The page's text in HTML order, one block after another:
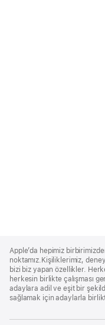
Footer
Apple’da hepimiz
noktamız.Kişiliklerimiz,
bizi biz yapan özellikler.
herkesin birlikte çalışması
adaylara adil ve eşit bir
sağlamak için adaylarla